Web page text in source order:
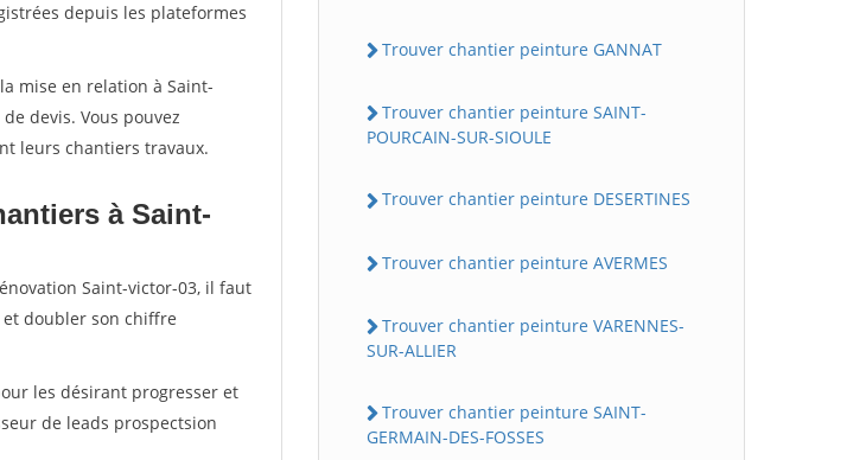
depuis les plateformes
mise en relation à Saint-
devis. Vous pouvez
leurs chantiers travaux.
à Saint-
Saint-victor-03, il faut
doubler son chiffre
les désirant progresser et
de leads prospectsion
Trouver chantier peinture GANNAT
Trouver chantier peinture SAINT-
POURCAIN-SUR-SIOULE
Trouver chantier peinture DESERTINES
Trouver chantier peinture AVERMES
Trouver chantier peinture VARENNES-
SUR-ALLIER
Trouver chantier peinture SAINT-
GERMAIN-DES-FOSSES